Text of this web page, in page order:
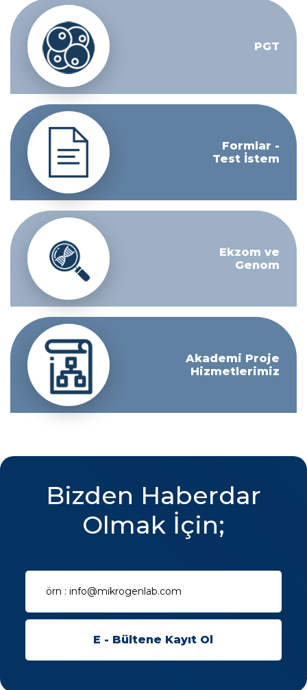
PGT
Formlar -
Test İstem
Ekzom ve
Genom
Akademi Proje
Hizmetlerimiz
Bizden Haberdar
Olmak İçin;